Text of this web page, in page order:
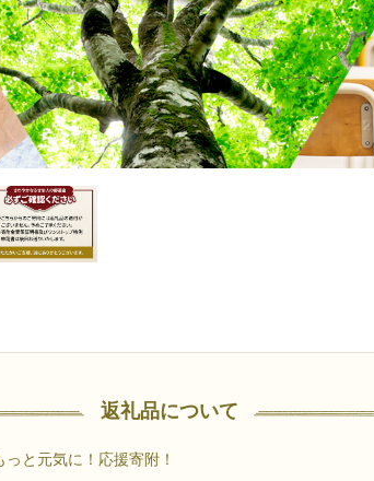
返礼品について
と元気に！応援寄附！